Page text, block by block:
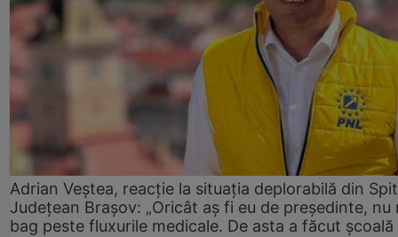
Adrian Veștea, reacție la situația deplorabilă din
Județean Brașov: „Oricât aș fi eu de președinte, nu
bag peste fluxurile medicale. De asta a făcut școală